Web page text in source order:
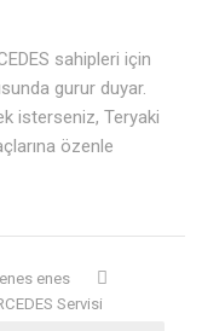
sahipleri için
gurur duyar.
isterseniz, Teryaki
özenle
enes enes
Servisi